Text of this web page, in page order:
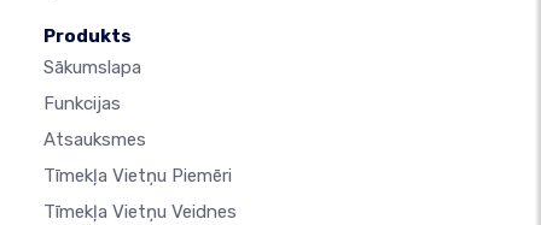
Produkts
Sākumslapa
Funkcijas
Atsauksmes
Tīmekļa Vietņu Piemēri
Tīmekļa Vietņu Veidnes